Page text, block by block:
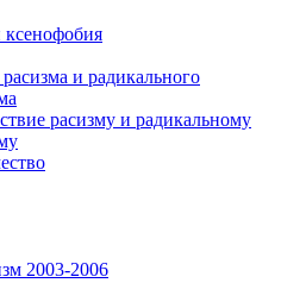
и радикального
расизму и радикальному
2003-2006